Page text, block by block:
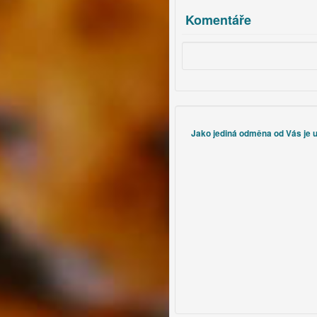
Komentáře
Jako jediná odměna od Vás je